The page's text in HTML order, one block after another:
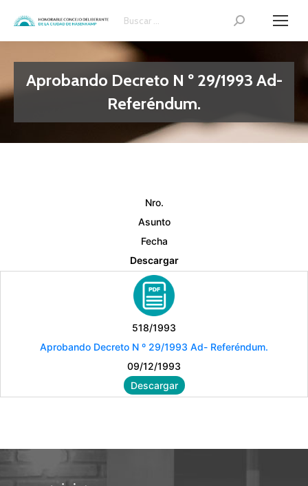
Search:
Aprobando Decreto N º 29/1993 Ad-
Referéndum.
Nro.
Asunto
Fecha
Descargar
518/1993
Aprobando Decreto N º 29/1993 Ad- Referéndum.
09/12/1993
Descargar